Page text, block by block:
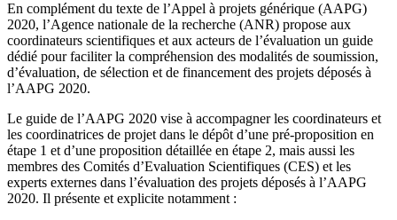
En complément du texte de l’Appel à projets générique (AAPG)
2020, l’Agence nationale de la recherche (ANR) propose aux
coordinateurs scientifiques et aux acteurs de l’évaluation un guide
dédié pour faciliter la compréhension des modalités de soumission,
d’évaluation, de sélection et de financement des projets déposés à
l’AAPG 2020.
Le guide de l’AAPG 2020 vise à accompagner les coordinateurs et
les coordinatrices de projet dans le dépôt d’une pré-proposition en
étape 1 et d’une proposition détaillée en étape 2, mais aussi les
membres des Comités d’Evaluation Scientifiques (CES) et les
experts externes dans l’évaluation des projets déposés à l’AAPG
2020. Il présente et explicite notamment :